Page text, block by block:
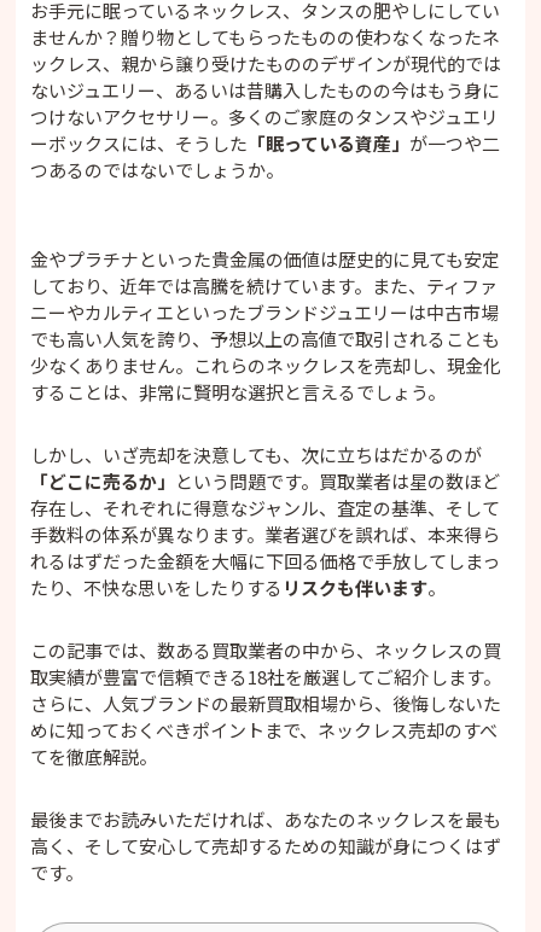
お手元に眠っているネックレス、タンスの肥やしにしてい
ませんか？贈り物としてもらったものの使わなくなったネ
ックレス、親から譲り受けたもののデザインが現代的では
ないジュエリー、あるいは昔購入したものの今はもう身に
つけないアクセサリー。多くのご家庭のタンスやジュエリ
ーボックスには、そうした 「眠っている資産」 が一つや二
つあるのではないでしょうか。
金やプラチナといった貴金属の価値は歴史的に見ても安定
しており、近年では高騰を続けています。また、ティファ
ニーやカルティエといったブランドジュエリーは中古市場
でも高い人気を誇り、予想以上の高値で取引されることも
少なくありません。これらのネックレスを売却し、現金化
することは、非常に賢明な選択と言えるでしょう。
しかし、いざ売却を決意しても、次に立ちはだかるのが
「どこに売るか」 という問題です。買取業者は星の数ほど
存在し、それぞれに得意なジャンル、査定の基準、そして
手数料の体系が異なります。業者選びを誤れば、本来得ら
れるはずだった金額を大幅に下回る価格で手放してしまっ
たり、不快な思いをしたりする リスクも伴います。
この記事では、数ある買取業者の中から、ネックレスの買
取実績が豊富で信頼できる18社を厳選してご紹介します。
さらに、人気ブランドの最新買取相場から、後悔しないた
めに知っておくべきポイントまで、ネックレス売却のすべ
てを徹底解説。
最後までお読みいただければ、あなたのネックレスを最も
高く、そして安心して売却するための知識が身につくはず
です。